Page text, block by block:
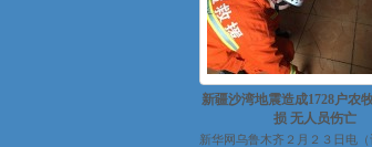
新疆沙湾地震造成1728户农
损 无人员伤亡
新华网乌鲁木齐２月２３日电